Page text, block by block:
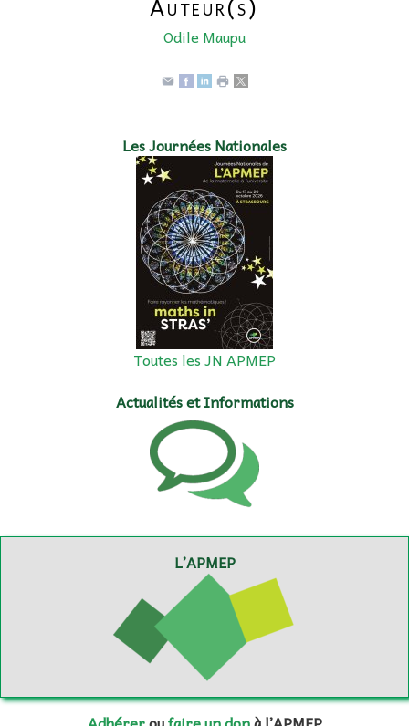
Odile Maupu
Les Journées Nationales
Toutes les JN APMEP
Actualités et Informations
L’APMEP